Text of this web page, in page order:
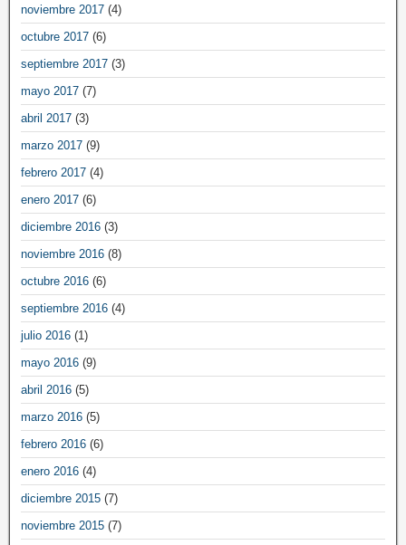
noviembre 2017 (4)
octubre 2017 (6)
septiembre 2017 (3)
mayo 2017 (7)
abril 2017 (3)
marzo 2017 (9)
febrero 2017 (4)
enero 2017 (6)
diciembre 2016 (3)
noviembre 2016 (8)
octubre 2016 (6)
septiembre 2016 (4)
julio 2016 (1)
mayo 2016 (9)
abril 2016 (5)
marzo 2016 (5)
febrero 2016 (6)
enero 2016 (4)
diciembre 2015 (7)
noviembre 2015 (7)